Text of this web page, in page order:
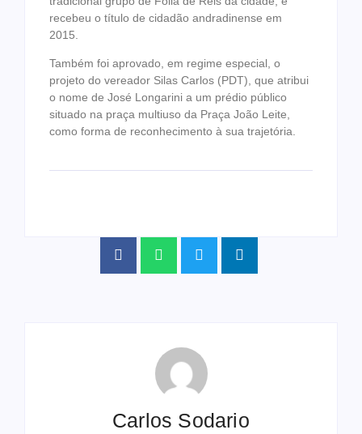
recebeu o título de cidadão andradinense em
2015.
Também foi aprovado, em regime especial, o
projeto do vereador Silas Carlos (PDT), que atribui
o nome de José Longarini a um prédio público
situado na praça multiuso da Praça João Leite,
como forma de reconhecimento à sua trajetória.
Carlos Sodario